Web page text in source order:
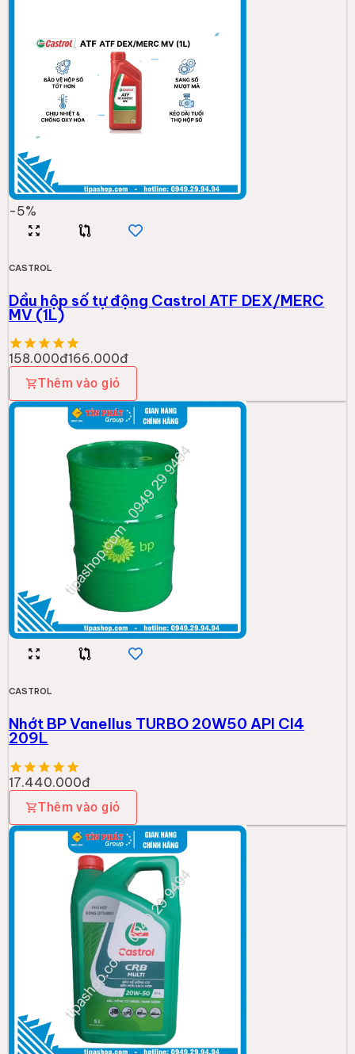
-5%
CASTROL
Dầu hộp số tự động Castrol ATF DEX/MERC
MV (1L)
158.000đ166.000đ
Thêm vào giỏ
CASTROL
Nhớt BP Vanellus TURBO 20W50 API CI4
209L
17.440.000đ
Thêm vào giỏ